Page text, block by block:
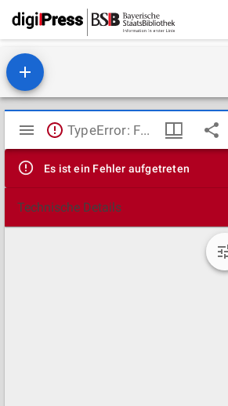
Mirador
Viewer
TypeError: Failed to fetch
Es ist ein Fehler aufgetreten
Technische Details